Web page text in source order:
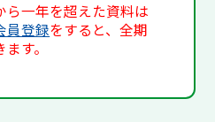
ら一年を超えた資料は
員登録をすると、全期
す。